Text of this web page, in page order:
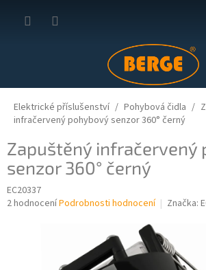
Elektrické příslušenství Pohybová čidla
infračervený pohybový senzor 360° černý
Zapuštěný infračervený
senzor 360° černý
EC20337
Průměrné
2 hodnoceníPodrobnosti hodnocení Značka: